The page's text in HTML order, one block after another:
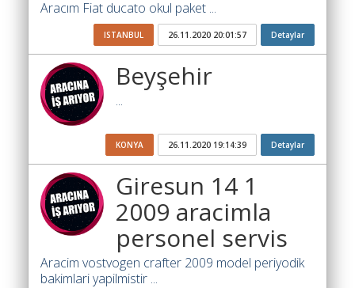
Maliyet
Sınır
Değer
Hesaplama
Akaryakıt
İhale
İlanlar
Arayanlar
Aracım Fiat ducato okul paket ...
ISTANBUL 26.11.2020 20:01:57 Detaylar
Beyşehir
...
KONYA 26.11.2020 19:14:39 Detaylar
Giresun 14 1
2009 aracimla
personel servis
Aracim vostvogen crafter 2009 model periyodik
bakimlari yapilmistir ...